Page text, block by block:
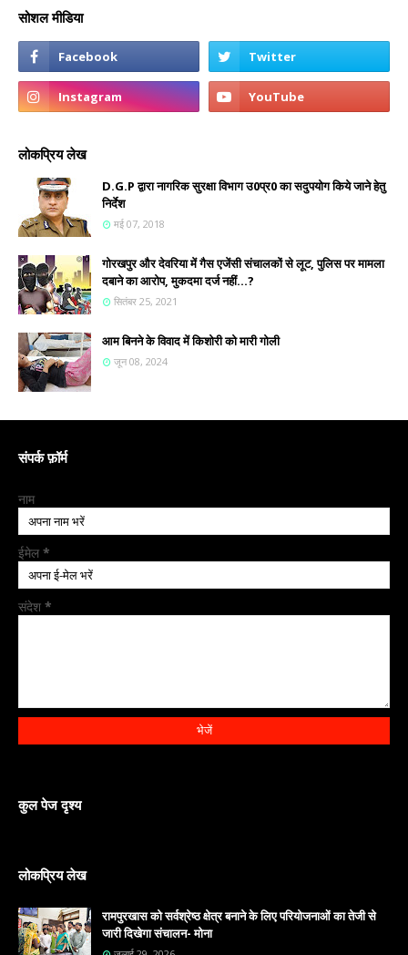
सोशल मीडिया
लोकप्रिय लेख
D.G.P द्वारा नागरिक सुरक्षा विभाग उ0प्र0 का सदुपयोग किये जाने हेतु
निर्देश
मई 07, 2018
गोरखपुर और देवरिया में गैस एजेंसी संचालकों से लूट, पुलिस पर मामला
दबाने का आरोप, मुकदमा दर्ज नहीं...?
सितंबर 25, 2021
आम बिनने के विवाद में किशोरी को मारी गोली
जून 08, 2024
संपर्क फ़ॉर्म
नाम
ईमेल *
संदेश *
कुल पेज दृश्य
लोकप्रिय लेख
रामपुरखास को सर्वश्रेष्ठ क्षेत्र बनाने के लिए परियोजनाओं का तेजी से
जारी दिखेगा संचालन- मोना